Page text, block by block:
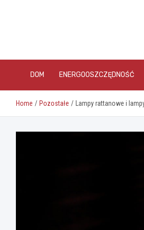
DOM ENERGOOSZCZĘDNOŚĆ
Home Pozostałe Lampy rattanowe i